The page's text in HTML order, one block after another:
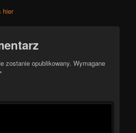
hier
zostanie opublikowany. Wymagane
*